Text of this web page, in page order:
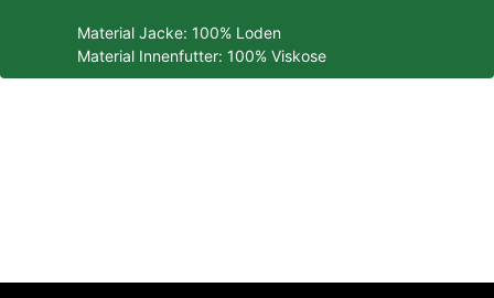
Material Jacke: 100% Loden
Material Innenfutter: 100% Viskose